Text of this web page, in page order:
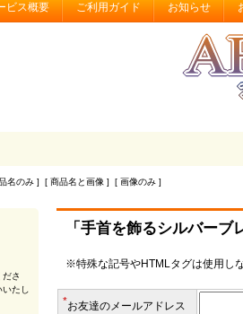
ビス概要 ご利用ガイド お知らせ
名のみ ] [ 商品名と画像 ] [ 画像のみ ]
「手首を飾るシルバー
※特殊な記号やHTMLタグは使用し
*お友達のメールアドレス
さ
いたし